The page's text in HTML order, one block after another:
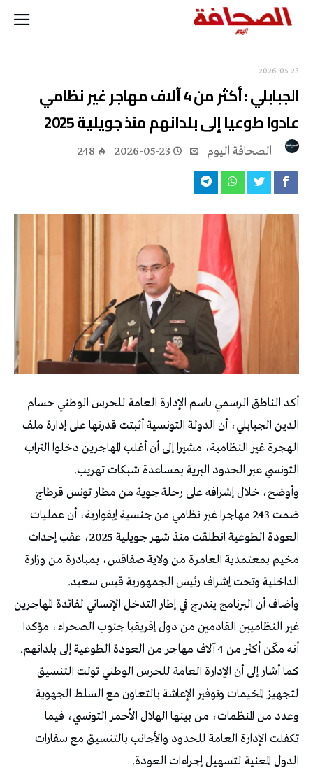
2026-05-23
الجبابلي : أكثر من 4 آلاف مهاجر غير نظامي
عادوا طوعيا إلى بلدانهم منذ جويلية 2025
2026-05-23
248
أكد الناطق الرسمي باسم الإدارة العامة للحرس الوطني حسام
الدين الجبابلي، أن الدولة التونسية أثبتت قدرتها على إدارة ملف
الهجرة غير النظامية، مشيرا إلى أن أغلب المهاجرين دخلوا التراب
التونسي عبر الحدود البرية بمساعدة شبكات تهريب.
وأوضح، خلال إشرافه على رحلة جوية من مطار تونس قرطاج
ضمت 243 مهاجرا غير نظامي من جنسية إيفوارية، أن عمليات
العودة الطوعية انطلقت منذ شهر جويلية 2025، عقب إحداث
مخيم بمعتمدية العامرة من ولاية صفاقس، بمبادرة من وزارة
الداخلية وتحت إشراف رئيس الجمهورية قيس سعيد.
وأضاف أن البرنامج يندرج في إطار التدخل الإنساني لفائدة المهاجرين
غير النظاميين القادمين من دول إفريقيا جنوب الصحراء، مؤكدا
أنه مكّن أكثر من 4 آلاف مهاجر من العودة الطوعية إلى بلدانهم.
كما أشار إلى أن الإدارة العامة للحرس الوطني تولت التنسيق
لتجهيز المخيمات وتوفير الإعاشة بالتعاون مع السلط الجهوية
وعدد من المنظمات، من بينها الهلال الأحمر التونسي، فيما
تكفلت الإدارة العامة للحدود والأجانب بالتنسيق مع سفارات
الدول المعنية لتسهيل إجراءات العودة.